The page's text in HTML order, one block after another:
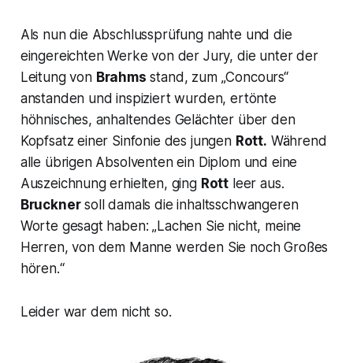
Als nun die Abschlussprüfung nahte und die
eingereichten Werke von der Jury, die unter der
Leitung von Brahms stand, zum „Concours“
anstanden und inspiziert wurden, ertönte
höhnisches, anhaltendes Gelächter über den
Kopfsatz einer Sinfonie des jungen Rott. Während
alle übrigen Absolventen ein Diplom und eine
Auszeichnung erhielten, ging Rott leer aus.
Brucknersoll damals die inhaltsschwangeren
Worte gesagt haben:„Lachen Sie nicht, meine
Herren, von dem Manne werden Sie noch Großes
hören.“
Leider war dem nicht so.